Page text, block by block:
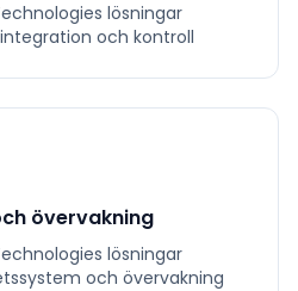
lösningar
och kontroll
övervakning
lösningar
och övervakning